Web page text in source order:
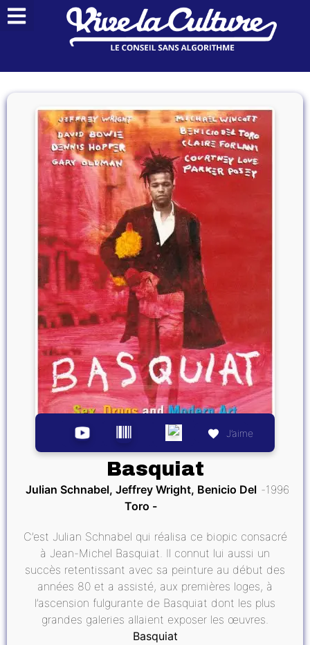
J’aime
Basquiat
Julian Schnabel, Jeffrey Wright, Benicio Del
Toro
1996
C’est Julian Schnabel qui réalisa ce biopic consacré
à Jean-Michel Basquiat. Il connut lui aussi un
succès retentissant avec sa peinture au début des
années 80 et a assisté, aux premières loges, à
l’ascension fulgurante de Basquiat dont les plus
grandes galeries allaient exposer les œuvres.
Basquiat